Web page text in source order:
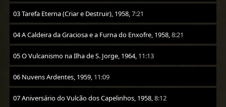
03 Tarefa Eterna (Criar e Destruir), 1958,7:21
04 A Caldeira da Graciosa e a Furna do Enxofre, 1958,8:21
05 O Vulcanismo na Ilha de S. Jorge, 1964, 11:13
06 Nuvens Ardentes, 1959, 11:09
07 Aniversário do Vulcão dos Capelinhos, 1958,8:12